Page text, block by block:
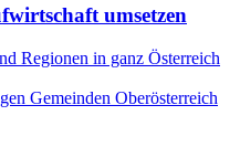
umsetzen
Regionen in ganz Österreich
Gemeinden Oberösterreich